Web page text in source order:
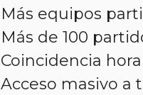
Más equipos
Más de 100
Coincidencia
Acceso masivo a